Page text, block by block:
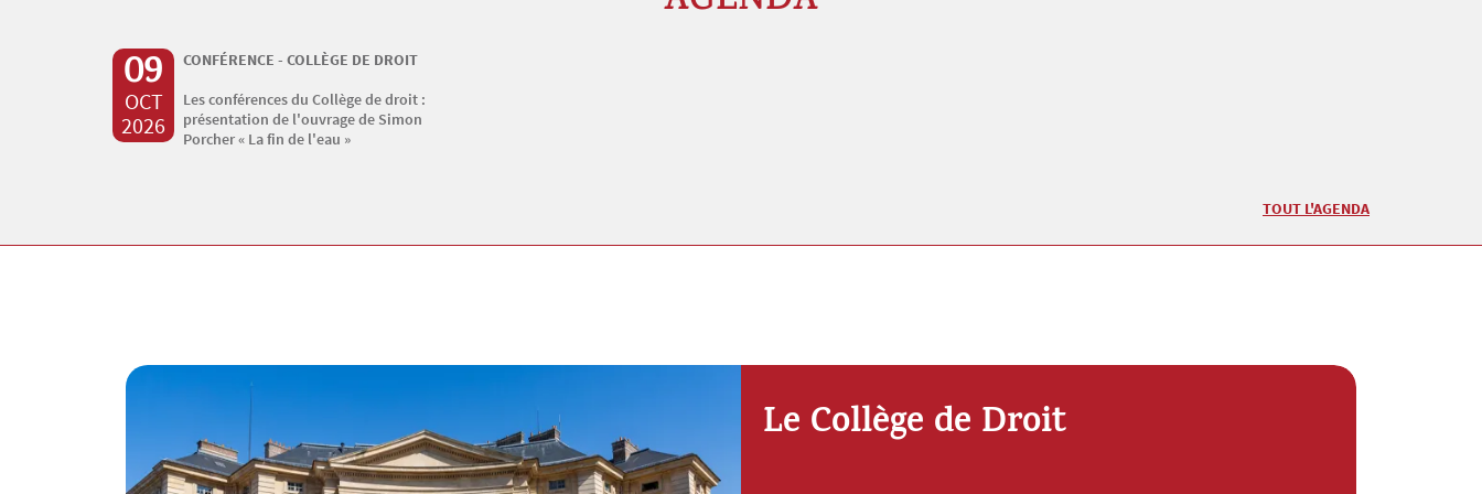
09
OCT
2026
CONFÉRENCE - COLLÈGE DE DROIT
Les conférences du Collège de droit :
présentation de l'ouvrage de Simon
Porcher « La fin de l'eau »
TOUT L'AGENDA
Le Collège de Droit